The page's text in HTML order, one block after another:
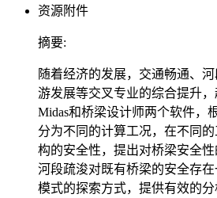
资源附件
摘要:
随着经济的发展，交通畅通、
游发展等交叉专业的综合提升
Midas和桥梁设计师两个软件，
分为不同的计算工况，在不同
构的安全性，提出对桥梁安全
河段疏浚对既有桥梁的安全存
模式的探索方式，提供有效的